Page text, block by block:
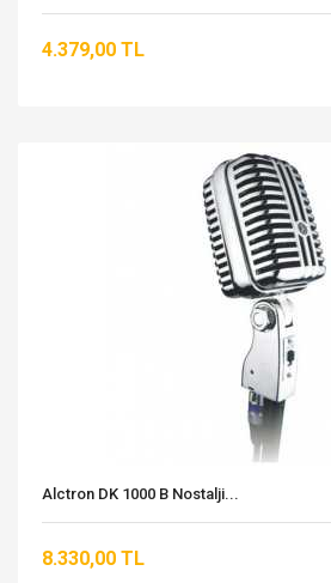
4.379,00 TL
Alctron DK 1000 B Nostalji...
8.330,00 TL